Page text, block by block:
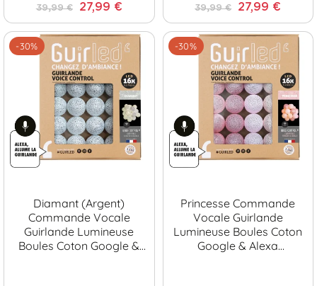
39,99 € 27,99 € 39,99 € 27,99 €
-30%
Diamant (Argent)
Commande Vocale
Guirlande Lumineuse
Boules Coton Google &
-30%
Princesse Commande
Vocale Guirlande
Lumineuse Boules Coton
Google & Alexa